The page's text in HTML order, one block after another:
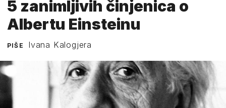
5 zanimljivih činjenica o
Albertu Einsteinu
PIŠE Ivana Kalogjera